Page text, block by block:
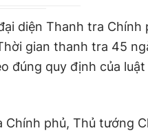
diện Thanh tra Chính
gian thanh tra 45
đúng quy định của
phủ, Thủ tướng